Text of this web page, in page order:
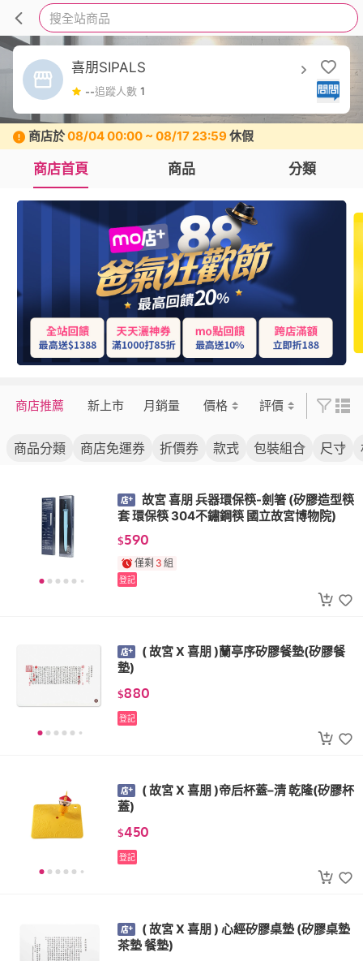
搜全站商品
喜朋SIPALS
--追蹤人數 1
商店於08/04 00:00 ~ 08/17 23:59休假
商店首頁 商品 分類
商店推薦 新上市 月銷量 價格 評價
商品分類 商店免運券 折價券 款式 包裝組合 尺寸
故宮 喜朋 兵器環保筷-劍箸 (矽膠造型筷
套 環保筷 304不鏽鋼筷 國立故宮博物院)
$590
僅剩 3 組
登記
( 故宮 X 喜朋 )蘭亭序矽膠餐墊(矽膠餐
墊)
$880
登記
( 故宮 X 喜朋 )帝后杯蓋–清 乾隆(矽膠杯
蓋)
$450
登記
( 故宮 X 喜朋 ) 心經矽膠桌墊 (矽膠桌墊
茶墊 餐墊)